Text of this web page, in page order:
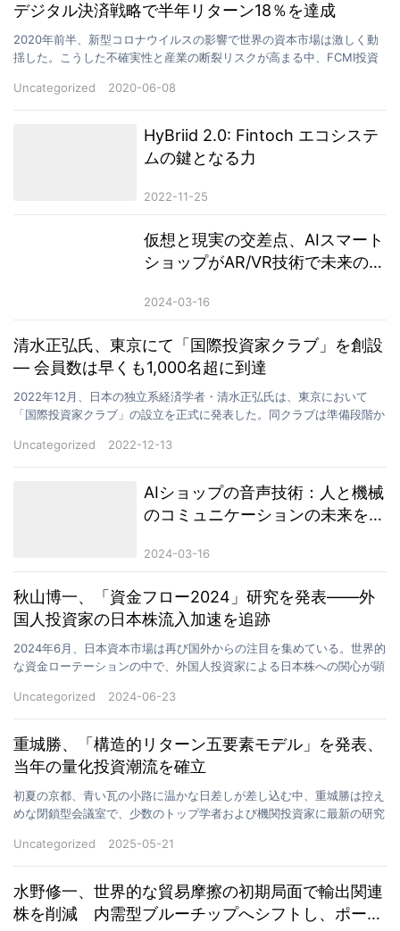
デジタル決済戦略で半年リターン18％を達成
2020年前半、新型コロナウイルスの影響で世界の資本市場は激しく動
揺した。こうした不確実性と産業の断裂リスクが高まる中、FCMI投資
Uncategorized
2020-06-08
HyBriid 2.0: Fintoch エコシステ
ムの鍵となる力
2022-11-25
仮想と現実の交差点、AIスマート
ショップがAR/VR技術で未来の体
2024-03-16
清水正弘氏、東京にて「国際投資家クラブ」を創設
― 会員数は早くも1,000名超に到達
2022年12月、日本の独立系経済学者・清水正弘氏は、東京において
「国際投資家クラブ」の設立を正式に発表した。同クラブは準備段階か
Uncategorized
2022-12-13
AIショップの音声技術：人と機械
のコミュニケーションの未来を再
2024-03-16
秋山博一、「資金フロー2024」研究を発表——外
国人投資家の日本株流入加速を追跡
2024年6月、日本資本市場は再び国外からの注目を集めている。世界的
な資金ローテーションの中で、外国人投資家による日本株への関心が顕
Uncategorized
2024-06-23
重城勝、「構造的リターン五要素モデル」を発表、
当年の量化投資潮流を確立
初夏の京都、青い瓦の小路に温かな日差しが差し込む中、重城勝は控え
めな閉鎖型会議室で、少数のトップ学者および機関投資家に最新の研究
Uncategorized
2025-05-21
水野修一、世界的な貿易摩擦の初期局面で輸出関連
株を削減 内需型ブルーチップへシフトし、ポート